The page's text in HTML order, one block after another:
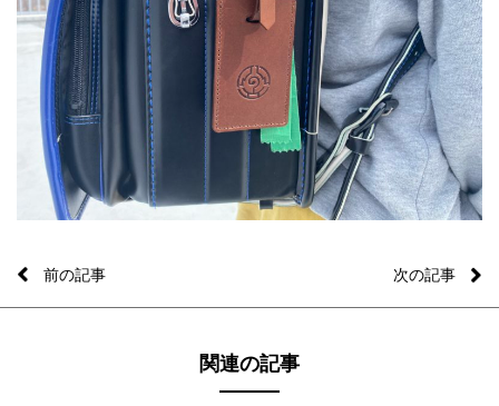
前の記事 次の記事
関連の記事